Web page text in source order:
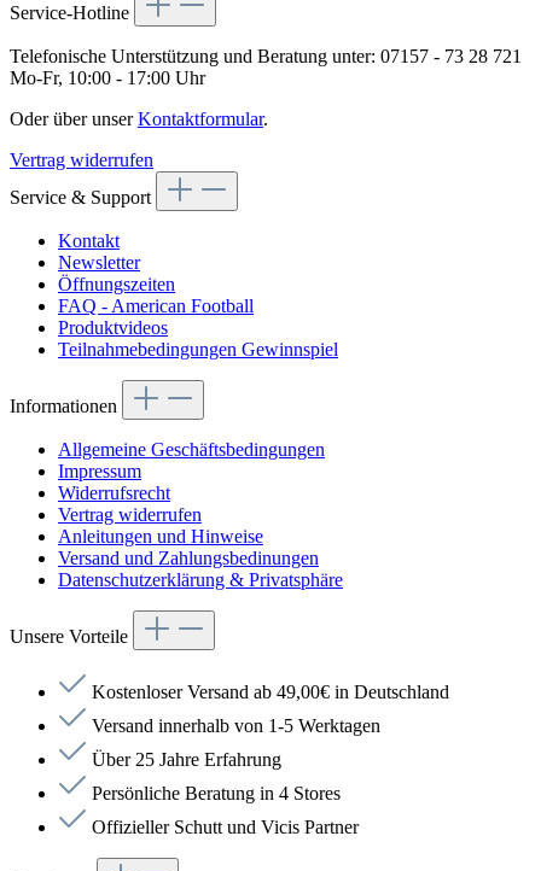
Service-Hotline
Telefonische Unterstützung und Beratung unter: 07157 - 73 28 721
Mo-Fr, 10:00 - 17:00 Uhr
Oder über unserKontaktformular.
Vertrag widerrufen
Service & Support
Kontakt
Newsletter
Öffnungszeiten
FAQ - American Football
Produktvideos
Teilnahmebedingungen Gewinnspiel
Informationen
Allgemeine Geschäftsbedingungen
Impressum
Widerrufsrecht
Vertrag widerrufen
Anleitungen und Hinweise
Versand und Zahlungsbedinungen
Datenschutzerklärung & Privatsphäre
Unsere Vorteile
Kostenloser Versand ab 49,00€ in Deutschland
Versand innerhalb von 1-5 Werktagen
Über 25 Jahre Erfahrung
Persönliche Beratung in 4 Stores
Offizieller Schutt und Vicis Partner